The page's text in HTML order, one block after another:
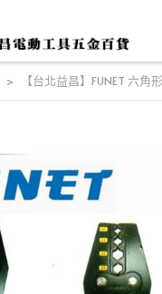
【台北益昌】FUNET 六